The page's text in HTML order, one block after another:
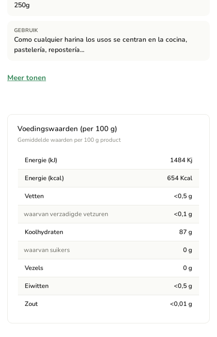
250g
GEBRUIK
Como cualquier harina los usos se centran en la cocina,
pastelería, repostería...
Ingrediënten
Allergenen
Bevat:Puede contener trazas de sésamo y frutos secos.
Waarschuwingen
Puede contener trazas de sésamo y frutos secos.
Meer tonen
Voedingswaarden (per 100 g)
Gemiddelde waarden per 100 g product
Energie (kJ) 1484 Kj
Energie (kcal) 654 Kcal
Vetten <0,5 g
waarvan verzadigde vetzuren <0,1 g
Koolhydraten 87 g
waarvan suikers 0 g
Vezels 0 g
Eiwitten <0,5 g
Zout <0,01 g